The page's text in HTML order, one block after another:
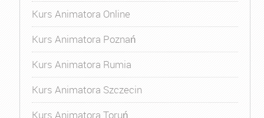
Kurs Animatora Online
Kurs Animatora Poznań
Kurs Animatora Rumia
Kurs Animatora Szczecin
Kurs Animatora Toruń